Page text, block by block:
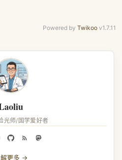
Powered by Twikoo v1.7.11
光师/国学爱好者
解更多 →